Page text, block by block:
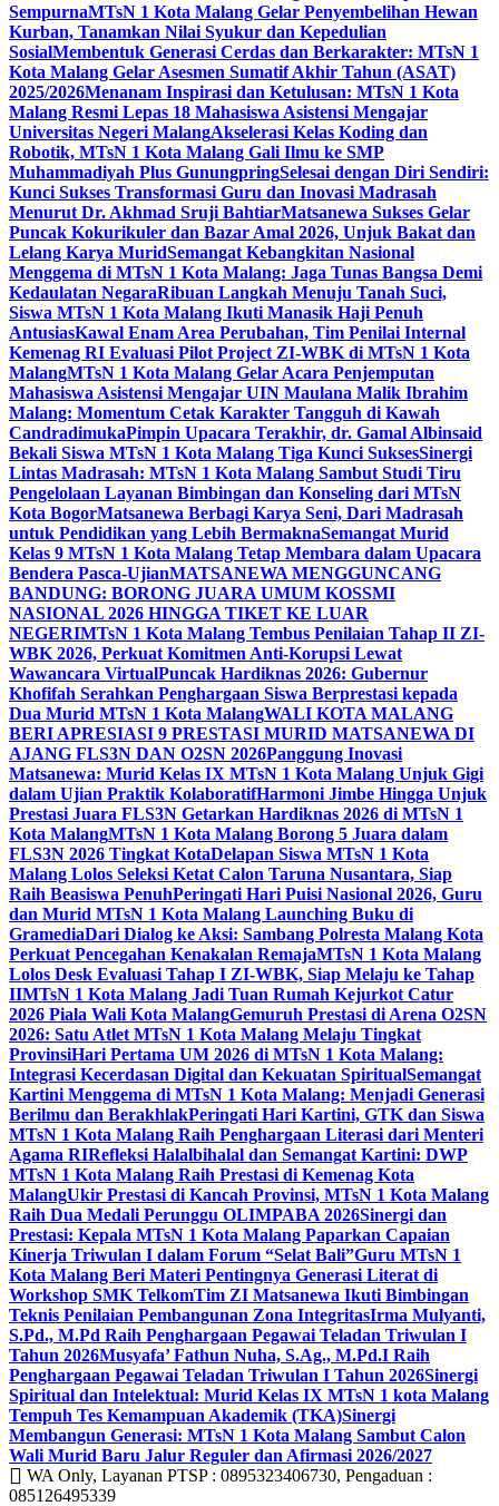
SempurnaMTsN 1 Kota Malang Gelar Penyembelihan Hewan
Kurban, Tanamkan Nilai Syukur dan Kepedulian
SosialMembentuk Generasi Cerdas dan Berkarakter: MTsN 1
Kota Malang Gelar Asesmen Sumatif Akhir Tahun (ASAT)
2025/2026Menanam Inspirasi dan Ketulusan: MTsN 1 Kota
Malang Resmi Lepas 18 Mahasiswa Asistensi Mengajar
Universitas Negeri MalangAkselerasi Kelas Koding dan
Robotik, MTsN 1 Kota Malang Gali Ilmu ke SMP
Muhammadiyah Plus GunungpringSelesai dengan Diri Sendiri:
Kunci Sukses Transformasi Guru dan Inovasi Madrasah
Menurut Dr. Akhmad Sruji BahtiarMatsanewa Sukses Gelar
Puncak Kokurikuler dan Bazar Amal 2026, Unjuk Bakat dan
Lelang Karya MuridSemangat Kebangkitan Nasional
Menggema di MTsN 1 Kota Malang: Jaga Tunas Bangsa Demi
Kedaulatan NegaraRibuan Langkah Menuju Tanah Suci,
Siswa MTsN 1 Kota Malang Ikuti Manasik Haji Penuh
AntusiasKawal Enam Area Perubahan, Tim Penilai Internal
Kemenag RI Evaluasi Pilot Project ZI-WBK di MTsN 1 Kota
MalangMTsN 1 Kota Malang Gelar Acara Penjemputan
Mahasiswa Asistensi Mengajar UIN Maulana Malik Ibrahim
Malang: Momentum Cetak Karakter Tangguh di Kawah
CandradimukaPimpin Upacara Terakhir, dr. Gamal Albinsaid
Bekali Siswa MTsN 1 Kota Malang Tiga Kunci SuksesSinergi
Lintas Madrasah: MTsN 1 Kota Malang Sambut Studi Tiru
Pengelolaan Layanan Bimbingan dan Konseling dari MTsN
Kota BogorMatsanewa Berbagi Karya Seni, Dari Madrasah
untuk Pendidikan yang Lebih BermaknaSemangat Murid
Kelas 9 MTsN 1 Kota Malang Tetap Membara dalam Upacara
Bendera Pasca-UjianMATSANEWA MENGGUNCANG
BANDUNG: BORONG JUARA UMUM KOSSMI
NASIONAL 2026 HINGGA TIKET KE LUAR
NEGERIMTsN 1 Kota Malang Tembus Penilaian Tahap II ZI-
WBK 2026, Perkuat Komitmen Anti-Korupsi Lewat
Wawancara VirtualPuncak Hardiknas 2026: Gubernur
Khofifah Serahkan Penghargaan Siswa Berprestasi kepada
Dua Murid MTsN 1 Kota MalangWALI KOTA MALANG
BERI APRESIASI 9 PRESTASI MURID MATSANEWA DI
AJANG FLS3N DAN O2SN 2026Panggung Inovasi
Matsanewa: Murid Kelas IX MTsN 1 Kota Malang Unjuk Gigi
dalam Ujian Praktik KolaboratifHarmoni Jimbe Hingga Unjuk
Prestasi Juara FLS3N Getarkan Hardiknas 2026 di MTsN 1
Kota MalangMTsN 1 Kota Malang Borong 5 Juara dalam
FLS3N 2026 Tingkat KotaDelapan Siswa MTsN 1 Kota
Malang Lolos Seleksi Ketat Calon Taruna Nusantara, Siap
Raih Beasiswa PenuhPeringati Hari Puisi Nasional 2026, Guru
dan Murid MTsN 1 Kota Malang Launching Buku di
GramediaDari Dialog ke Aksi: Sambang Polresta Malang Kota
Perkuat Pencegahan Kenakalan RemajaMTsN 1 Kota Malang
Lolos Desk Evaluasi Tahap I ZI-WBK, Siap Melaju ke Tahap
IIMTsN 1 Kota Malang Jadi Tuan Rumah Kejurkot Catur
2026 Piala Wali Kota MalangGemuruh Prestasi di Arena O2SN
2026: Satu Atlet MTsN 1 Kota Malang Melaju Tingkat
ProvinsiHari Pertama UM 2026 di MTsN 1 Kota Malang:
Integrasi Kecerdasan Digital dan Kekuatan SpiritualSemangat
Kartini Menggema di MTsN 1 Kota Malang: Menjadi Generasi
Berilmu dan BerakhlakPeringati Hari Kartini, GTK dan Siswa
MTsN 1 Kota Malang Raih Penghargaan Literasi dari Menteri
Agama RIRefleksi Halalbihalal dan Semangat Kartini: DWP
MTsN 1 Kota Malang Raih Prestasi di Kemenag Kota
MalangUkir Prestasi di Kancah Provinsi, MTsN 1 Kota Malang
Raih Dua Medali Perunggu OLIMPABA 2026Sinergi dan
Prestasi: Kepala MTsN 1 Kota Malang Paparkan Capaian
Kinerja Triwulan I dalam Forum “Selat Bali”Guru MTsN 1
Kota Malang Beri Materi Pentingnya Generasi Literat di
Workshop SMK TelkomTim ZI Matsanewa Ikuti Bimbingan
Teknis Penilaian Pembangunan Zona IntegritasIrma Mulyanti,
S.Pd., M.Pd Raih Penghargaan Pegawai Teladan Triwulan I
Tahun 2026Musyafa’ Fathun Nuha, S.Ag., M.Pd.I Raih
Penghargaan Pegawai Teladan Triwulan I Tahun 2026Sinergi
Spiritual dan Intelektual: Murid Kelas IX MTsN 1 kota Malang
Tempuh Tes Kemampuan Akademik (TKA)Sinergi
Membangun Generasi: MTsN 1 Kota Malang Sambut Calon
Wali Murid Baru Jalur Reguler dan Afirmasi 2026/2027
WA Only, Layanan PTSP : 0895323406730, Pengaduan :
085126495339